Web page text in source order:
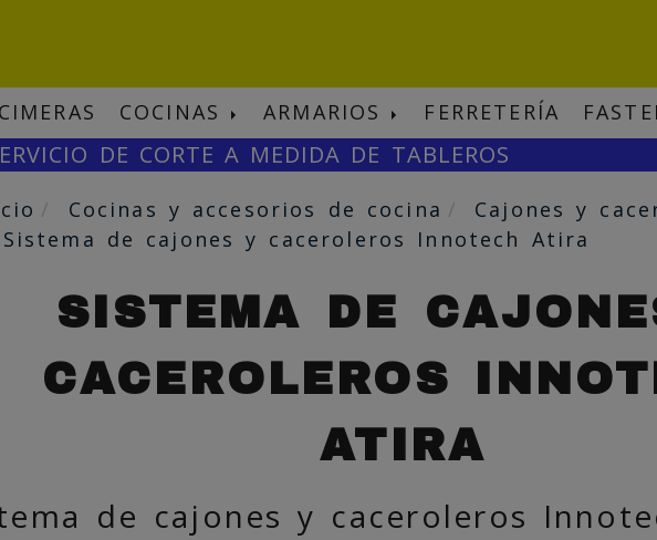
COCINAS ARMARIOS FERRETERÍA
DE CORTE A MEDIDA DE TABLEROS
Cocinas y accesorios de cocina
Cajones y
Sistema de cajones y caceroleros Innotech Atira
SISTEMA DE
CACEROLEROS
ATIRA
de cajones y caceroleros